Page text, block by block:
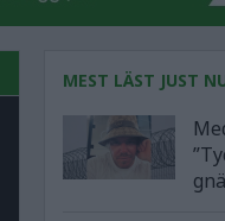
MEST LÄST JUST